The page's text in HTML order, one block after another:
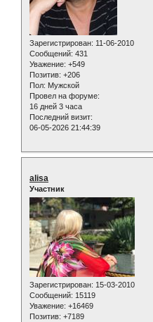
Зарегистрирован: 11-06-2010
Сообщений: 431
Уважение: +549
Позитив: +206
Пол: Мужской
Провел на форуме:
16 дней 3 часа
Последний визит:
06-05-2026 21:44:39
alisa
Участник
Зарегистрирован: 15-03-2010
Сообщений: 15119
Уважение: +16469
Позитив: +7189